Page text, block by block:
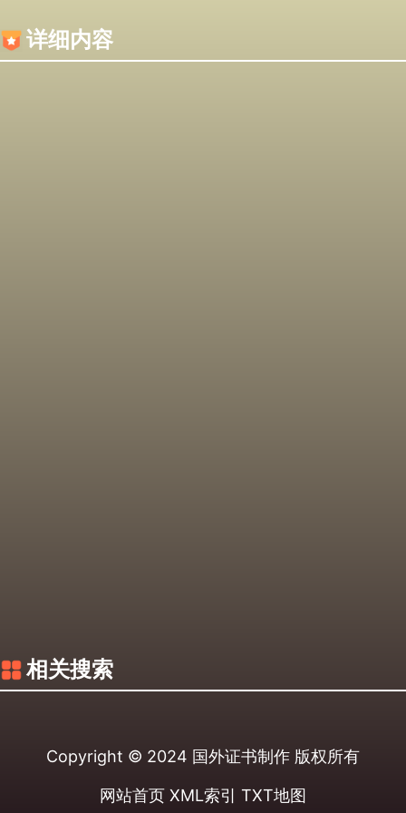
详细内容
相关搜索
Copyright © 2024 国外证书制作 版权所有
网站首页 XML索引 TXT地图